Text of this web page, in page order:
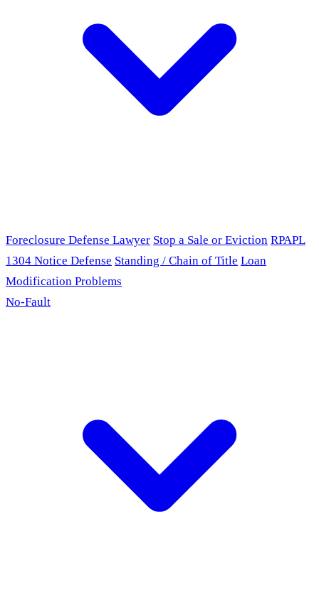
Foreclosure Defense Lawyer Stop a Sale or Eviction RPAPL
1304 Notice Defense Standing / Chain of Title Loan
Modification Problems
No-Fault